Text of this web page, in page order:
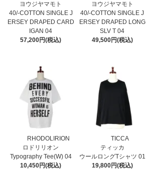
ヨウジヤマモト
40/-COTTON SINGLE J
ERSEY DRAPED CARD
IGAN 04
57,200円(税込)
ヨウジヤマモト
40/-COTTON SINGLE J
ERSEY DRAPED LONG
SLV T 04
49,500円(税込)
RHODOLIRION
ロドリリオン
Typography Tee(W) 04
10,450円(税込)
TICCA
ティッカ
ウールロングTシャツ 01
19,800円(税込)